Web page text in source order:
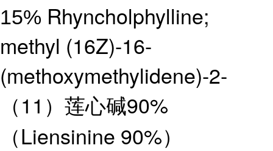
15% Rhyncholphylline;
methyl (16Z)-16-
(methoxymethylidene)-2-
（11）莲心碱90%
（Liensinine 90%）